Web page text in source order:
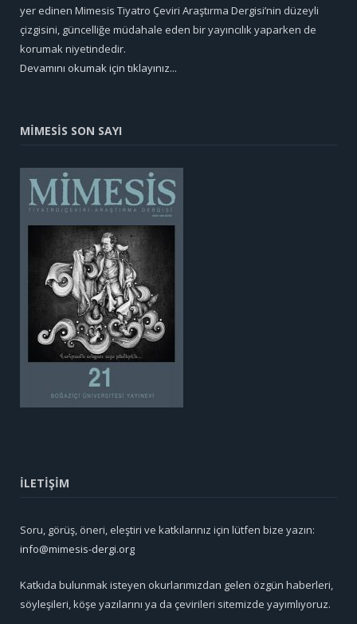
yer edinen Mimesis Tiyatro Çeviri Araştırma Dergisi’nin düzeyli
çizgisini, güncelliğe müdahale eden bir yayıncılık yaparken de
korumak niyetindedir.
Devamını okumak için tıklayınız...
MİMESİS SON SAYI
İLETİŞİM
Soru, görüş, öneri, eleştiri ve katkılarınız için lütfen bize yazın:
info@mimesis-dergi.org
Katkıda bulunmak isteyen okurlarımızdan gelen özgün haberleri,
söyleşileri, köşe yazılarını ya da çevirileri sitemizde yayımlıyoruz.